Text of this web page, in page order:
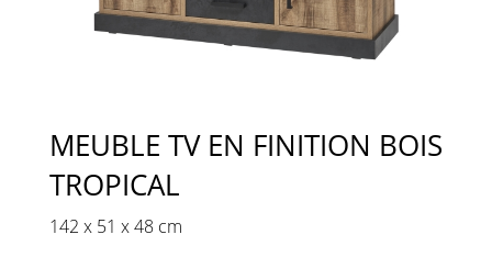
MEUBLE TV EN FINITION BOIS
TROPICAL
142 x 51 x 48 cm